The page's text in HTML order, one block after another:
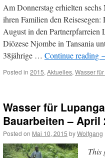
Am Donnerstag erhielten
ihren Familien den
August in den
Diözese Njombe in Tansania
38jährige … Continue reading
Posted in 2015, Aktuelles, Wasser
Wasser für
Bauarbeiten – April
Posted on Mai 10, 2015 byWolfgang
This